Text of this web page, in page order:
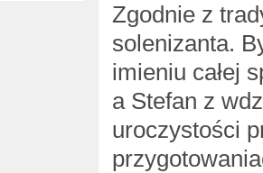
Zgodnie z
solenizanta.
imieniu całej
a Stefan z
uroczystości